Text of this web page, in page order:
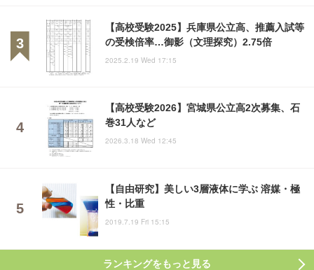
【高校受験2025】兵庫県公立高、推薦入試等
の受検倍率…御影（文理探究）2.75倍
2025.2.19 Wed 17:15
【高校受験2026】宮城県公立高2次募集、石
巻31人など
2026.3.18 Wed 12:45
【自由研究】美しい3層液体に学ぶ 溶媒・極
性・比重
2019.7.19 Fri 15:15
ランキングをもっと見る